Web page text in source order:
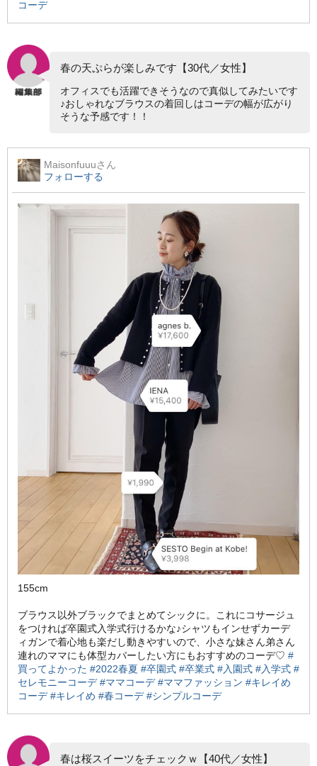
コーデ
春の天ぷらが楽しみです【30代／女性】
オフィスでも活躍できそうなので真似してみたいです
♪おしゃれなブラウスの着回しはコーデの幅が広がり
そうな予感です！！
Maisonfuuuさん
フォローする
155cm
ブラウス以外ブラックでまとめてシックに。これにコサージュ
をつければ卒園式入学式行けるかな♪シャツもインせずカーデ
ィガンで着心地も楽だし動きやすいので、小さな妹さん弟さん
連れのママにも体型カバーしたい方にもおすすめのコーデ♡ #
買ってよかった #2022春夏 #卒園式 #卒業式 #入園式 #入学式 #
セレモニーコーデ #ママコーデ #ママファッション #キレイめ
コーデ #キレイめ #春コーデ #シンプルコーデ
春は桜スイーツをチェックｗ【40代／女性】